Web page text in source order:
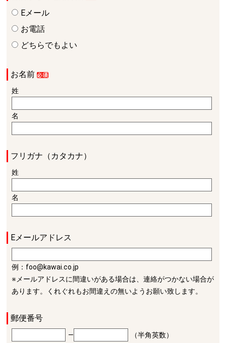
Eメール
お電話
どちらでもよい
お名前
姓
名
フリガナ（カタカナ）
姓
名
Eメールアドレス
例：foo@kawai.co.jp
※メールアドレスに間違いがある場合は、連絡がつかない場合が
あります。くれぐれもお間違えの無いようお願い致します。
郵便番号
― （半角英数）